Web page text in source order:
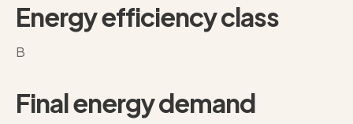
Energy efficiency class
B
Final energy demand